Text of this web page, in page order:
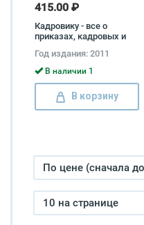
415.00 ₽
Кадровику - все о
приказах, кадровых и
Журавлева, Маргарита
Журавлева
Год издания: 2011
В наличии 1
В корзину
По цене (сначала
10 на странице